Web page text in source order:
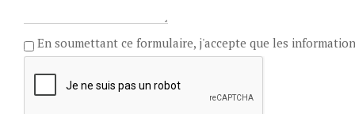
En soumettant ce formulaire, j'accepte que les